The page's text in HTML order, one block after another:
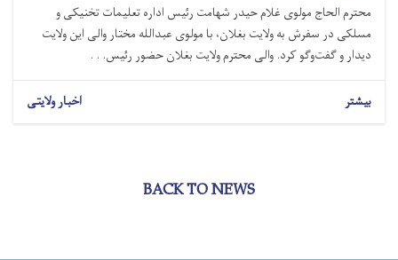
محترم الحاج مولوی غلام حیدر شهامت رئیس اداره تعلیمات تخنیکی و
مسلکی در سفرش به ولایت بغلان، با مولوی عبدالله مختار والی این ولایت
دیدار و گفت‌وگو کرد. والی محترم ولایت بغلان حضور رئیس. . .
بیشتر اخبار ولایتی
BACK TO NEWS